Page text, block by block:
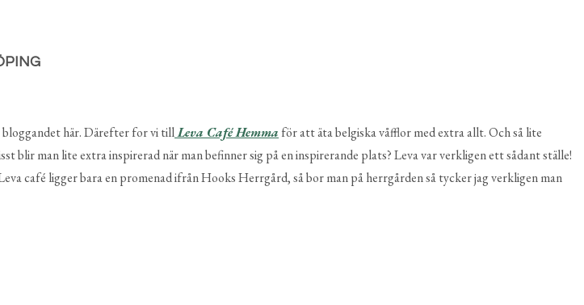
bloggandet här. Därefter for vi tillLeva Café Hemma för att äta belgiska våfflor med extra allt. Och så lite
blir man lite extra inspirerad när man befinner sig på en inspirerande plats? Leva var verkligen ett sådant ställe!
café ligger bara en promenad ifrån Hooks Herrgård, så bor man på herrgården så tycker jag verkligen man